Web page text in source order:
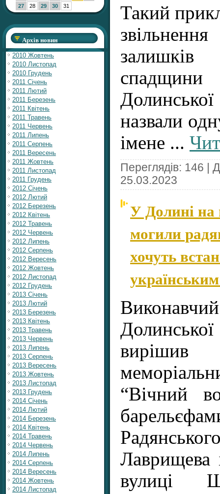
27
28 29 30 31
Архів новин
2010 Жовтень
2010 Листопад
2010 Грудень
2011 Січень
2011 Лютий
2011 Березень
2011 Квітень
2011 Травень
2011 Червень
2011 Липень
2011 Серпень
2011 Вересень
2011 Жовтень
2011 Листопад
2011 Грудень
2012 Січень
2012 Лютий
2012 Березень
2012 Квітень
2012 Травень
2012 Червень
2012 Липень
2012 Серпень
2012 Вересень
2012 Жовтень
2012 Листопад
2012 Грудень
2013 Січень
2013 Лютий
2013 Березень
2013 Квітень
2013 Травень
2013 Червень
2013 Липень
2013 Серпень
2013 Вересень
2013 Жовтень
2013 Листопад
2013 Грудень
2014 Січень
2014 Лютий
2014 Березень
2014 Квітень
2014 Травень
2014 Червень
2014 Липень
2014 Серпень
2014 Вересень
2014 Жовтень
2014 Листопад
Такий
назвали
імене ...
Переглядів: 146 |
25.03.2023
У Долині на
могили
хочуть
вирішив
“Вічний
Лаврищева
вулиці